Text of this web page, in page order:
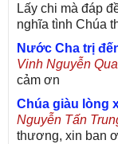
Lấy chi mà đáp
nghĩa tình Chúa
Nước Cha trị
Vinh Nguyễn
cảm ơn
Chúa giàu lòng
Nguyễn Tấn
thương, xin ban